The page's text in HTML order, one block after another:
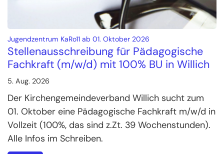
Jugendzentrum KaRo11 ab 01. Oktober 2026
Stellenausschreibung für Pädagogische
Fachkraft (m/w/d) mit 100% BU in Willich
5. Aug. 2026
Der Kirchengemeindeverband Willich sucht zum
01. Oktober eine Pädagogische Fachkraft m/w/d in
Vollzeit (100%, das sind z.Zt. 39 Wochenstunden).
Alle Infos im Schreiben.